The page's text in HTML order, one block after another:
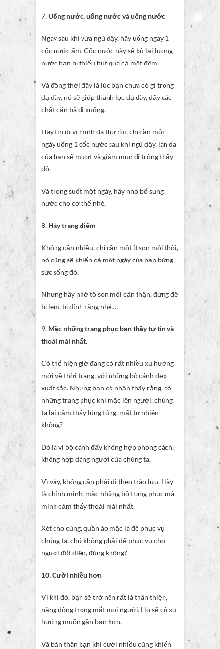
7. Uống nước, uống nước và uống nước
Ngay sau khi vừa ngủ dậy, hãy uống ngay 1
cốc nước ấm. Cốc nước này sẽ bù lại lượng
nước bạn bị thiếu hụt qua cả một đêm.
Và đồng thời đây là lúc bạn chưa có gì trong
dạ dày, nó sẽ giúp thanh lọc dạ dày, đẩy các
chất cặn bã đi xuống.
Hãy tin đi vì mình đã thử rồi, chỉ cần mỗi
ngày uống 1 cốc nước sau khi ngủ dậy, làn da
của bạn sẽ mượt và giảm mụn đi trông thấy
đó.
Và trong suốt một ngày, hãy nhớ bổ sung
nước cho cơ thể nhé.
8. Hãy trang điểm
Không cần nhiều, chỉ cần một ít son môi thôi,
nó cũng sẽ khiến cả một ngày của bạn bừng
sức sống đó.
Nhưng hãy nhớ tô son môi cẩn thận, đừng để
bị lem, bị dính răng nhé …
9. Mặc những trang phục bạn thấy tự tin và
thoải mái nhất.
Có thể hiện giờ đang có rất nhiều xu hướng
mới về thời trang, với những bộ cánh đẹp
xuất sắc. Nhưng bạn có nhận thấy rằng, có
những trang phục khi mặc lên người, chúng
ta lại cảm thấy lúng túng, mất tự nhiên
không?
Đó là vì bộ cánh đấy không hợp phong cách,
không hợp dáng người của chúng ta.
Vì vậy, không cần phải đi theo trào lưu. Hãy
là chính mình, mặc những bộ trang phục mà
mình cảm thấy thoải mái nhất.
Xét cho cùng, quần áo mặc là để phục vụ
chúng ta, chứ không phải để phục vụ cho
người đối diện, đúng không?
10. Cười nhiều hơn
Vì khi đó, bạn sẽ trở nên rất là thân thiện,
năng động trong mắt mọi người. Họ sẽ có xu
hướng muốn gần bạn hơn.
Và bản thân bạn khi cười nhiều cũng khiến